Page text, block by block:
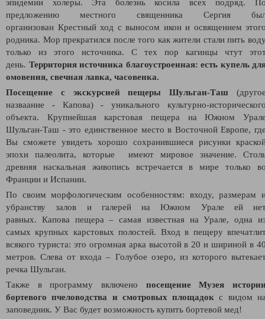
эпидемии холеры. Эта болезнь косила всех подряд.
предложению местного священника Сергия
организован Крестный ход с выносом икон и освящением
родника. Мор прекратился после того как жители стали пить
только из этого источника. С тех пор кагинцы чтут
день. Территория источника благоустроенная: есть купель
омовения, свечная лавка, часовенка.
Посещение с экскурсией пещеры Шульган-Таш
назваание - Капова)
- уникального культурно-
объекта. Крупнейшая карстовая пещера на Южном
Шульган-Таш - это единственное место в Восточной Европе,
Вы сможете увидеть хорошо сохранившиеся рисунки
эпохи палеолита, которые имеют мировое значение.
древняя наскальная живопись встречается в мире только
Франции и Испании.
По своим морфологическим особенностям: входу, размерам
убранству залов и галерей на Южном Урале ей
равных. Капова пещера – самая известная на Урале, одна
самых крупных карстовых полостей. Вход в пещеру
всякого туриста: это огромная арка высотой в 20 и шириной в
метров. Слева от входа – Голубое озеро, из которого
речка Шульган.
Также в программу включено посещение Музея
бортевого пчеловодства и смотровых площадокс видом
заповедник. У Вас будет возможность купить бортевой мед!